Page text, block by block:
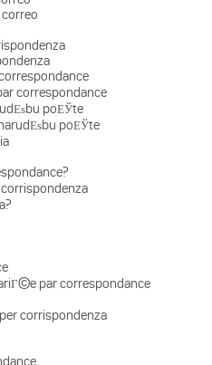
correspondance
poЕЎte
poЕЎte
par correspondance
corrispondenza